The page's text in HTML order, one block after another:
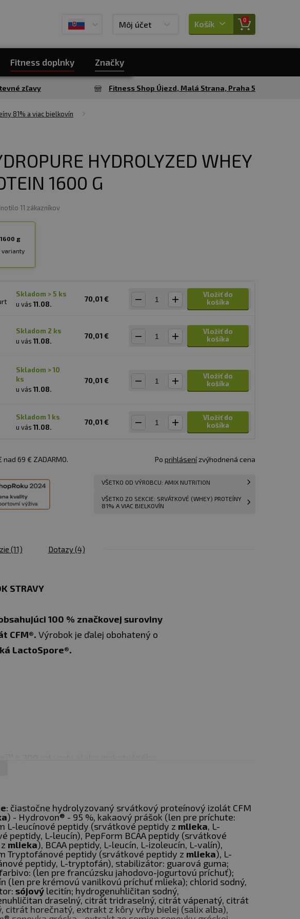
Môj účet Košík 0
Fitness doplnky Značky
zľavy Fitness Shop Újezd, Malá Strana, Praha 5
81% a viac bielkovín
HYDROLYZED WHEY
1600 G
11 zákazníkov
1600 g
varianty
skladom > 5 ks
u vás11.08.
70,01 €
Vložiť do
košíka
skladom 2 ks
u vás11.08.
70,01 €
Vložiť do
košíka
skladom > 10
ks
u vás11.08.
70,01 €
Vložiť do
košíka
skladom 1 ks
u vás11.08.
70,01 €
Vložiť do
košíka
69 € ZADARMO. Po prihlásenízvýhodnená cena
VŠETKO OD VÝROBCU: AMIX NUTRITION
VŠETKO ZO SEKCIE: SRVÁTKOVÉ (WHEY) PROTEÍNY
81% A VIAC BIELKOVÍN
(11) Dotazy(4)
STRAVY
100 % značkovej suroviny
CFM®. Výrobok je ďalej obohatený o
LactoSpore®.
bielkovín.
: čiastočne hydrolyzovaný srvátkový proteínový izolát CFM
) - Hydrovon® - 95 %, kakaový prášok (len pre príchute:
L-leucínové peptidy (srvátkové peptidy z mlieka, L-
peptidy, L-leucín), PepForm BCAA peptidy (srvátkové
mlieka), BCAA peptidy, L-leucín, L-izoleucín, L-valín),
Tryptofánové peptidy (srvátkové peptidy z mlieka), L-
peptidy, L-tryptofán), stabilizátor: guarová guma;
(len pre francúzsku jahodovo-jogurtovú príchuť);
(len pre krémovú vanilkovú príchuť mlieka); chlorid sodný,
sójovýlecitín; hydrogenuhličitan sodný,
draselný, citrát tridraselný, citrát vápenatý, citrát
citrát horečnatý, extrakt z kôry vŕby bielej (salix alba),